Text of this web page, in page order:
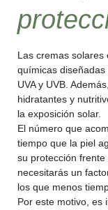
Las cremas solares
químicas
UVA y UVB.
hidratantes y
la exposición solar.
El número que
tiempo que la piel
su protección
necesitarás un
los que menos
Por este motivo, es